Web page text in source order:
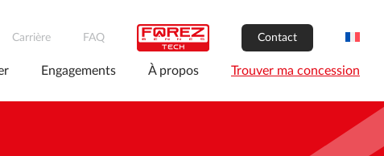
Carrière FAQ Contact
Engagements À propos Trouver ma concession